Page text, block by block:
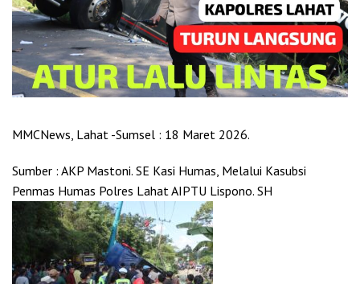
MMCNews, Lahat -Sumsel : 18 Maret 2026.
Sumber : AKP Mastoni. SE Kasi Humas, Melalui Kasubsi
Penmas Humas Polres Lahat AIPTU Lispono. SH